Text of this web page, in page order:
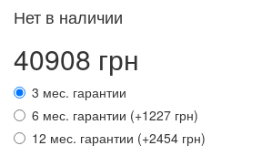
Нет в наличии
40908 грн
3 мес. гарантии
6 мес. гарантии (+1227 грн)
12 мес. гарантии (+2454 грн)